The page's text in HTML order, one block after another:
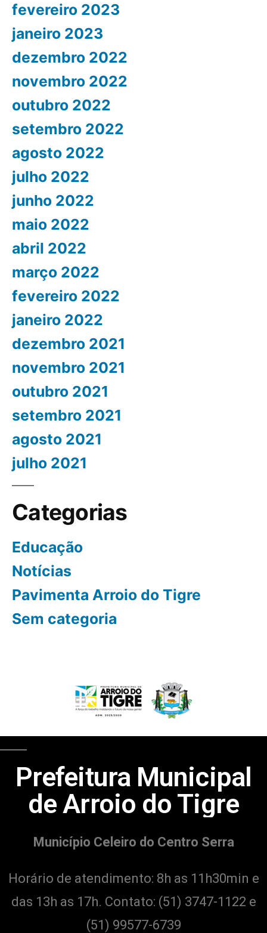
fevereiro 2023
janeiro 2023
dezembro 2022
novembro 2022
outubro 2022
setembro 2022
agosto 2022
julho 2022
junho 2022
maio 2022
abril 2022
março 2022
fevereiro 2022
janeiro 2022
dezembro 2021
novembro 2021
outubro 2021
setembro 2021
agosto 2021
julho 2021
Categorias
Educação
Notícias
Pavimenta Arroio do Tigre
Sem categoria
Prefeitura Municipal
de Arroio do Tigre
Município Celeiro do Centro Serra
Horário de atendimento: 8h as 11h30min e
das 13h as 17h. Contato: (51) 3747-1122 e
(51) 99577-6739